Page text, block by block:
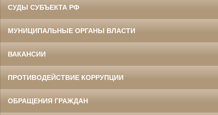
СУДЫ СУБЪЕКТА РФ
МУНИЦИПАЛЬНЫЕ ОРГАНЫ ВЛАСТИ
ВАКАНСИИ
ПРОТИВОДЕЙСТВИЕ КОРРУПЦИИ
ОБРАЩЕНИЯ ГРАЖДАН